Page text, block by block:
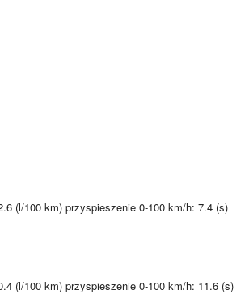
(l/100 km) przyspieszenie 0-100 km/h: 7.4 (s)
(l/100 km) przyspieszenie 0-100 km/h: 11.6 (s)